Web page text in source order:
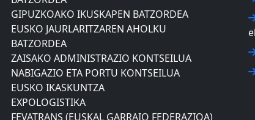
GIPUZKOAKO IKUSKAPEN BATZORDEA
EUSKO JAURLARITZAREN AHOLKU
BATZORDEA
ZAISAKO ADMINISTRAZIO KONTSEILUA
NABIGAZIO ETA PORTU KONTSEILUA
EUSKO IKASKUNTZA
EXPOLOGISTIKA
FEVATRANS (EUSKAL GARRAIO FEDERAZIOA)